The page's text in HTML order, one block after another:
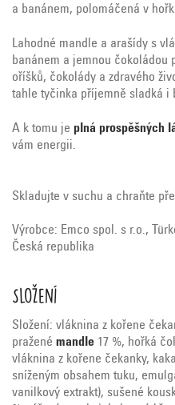
a banánem, polomáčená v
Lahodné mandle a arašídy s
banánem a jemnou čokoládou
oříšků, čokolády a zdravého
tahle tyčinka příjemně sladká i
A k tomu je plná prospěšných
vám energii.
Skladujte v suchu a chraňte
Výrobce: Emco spol. s r.o.,
Česká republika
Složení
Složení: vláknina z kořene
pražené mandle 17 %, hořká
vláknina z kořene čekanky,
sníženým obsahem tuku,
vanilkový extrakt), sušené